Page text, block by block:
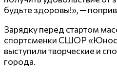
будьте здоровы!», —
Зарядку перед стартом
спортсменки СШОР
выступили творческие и
города.